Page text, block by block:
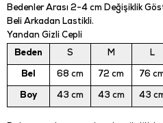
Bedenler Arası 2-4 cm Değişiklik
Beli Arkadan Lastikli.
Yandan Gizli Cepli
Beden
S M L
Bel 68 cm 72 cm 76
Boy 43 cm 43 cm 43